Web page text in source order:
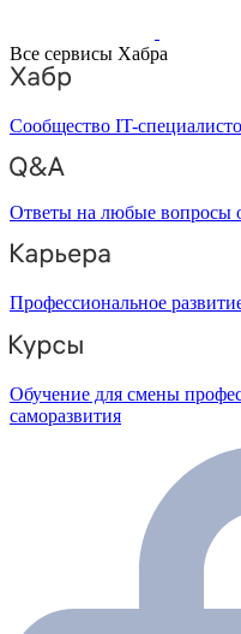
Все сервисы Хабра
Сообщество IT-
Ответы на любые вопросы
Профессиональное
Обучение для смены
саморазвития